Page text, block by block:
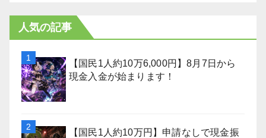
人気の記事
【国民1人約10万6,000円】8月7日から
現金入金が始まります！
【国民1人約10万円】申請なしで現金振